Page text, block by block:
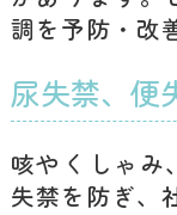
調を予防・改
尿失禁、便
咳やくしゃみ
失禁を防ぎ、